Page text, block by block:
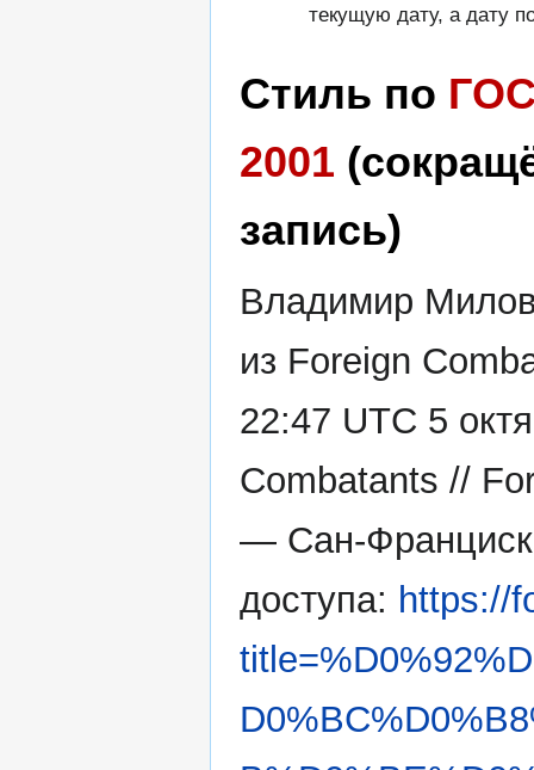
текущую дату, а дату
Стиль по
2001
запись)
Владимир
из Foreign
22:47 UTC 5
Combatants //
— Сан-
доступа: https://